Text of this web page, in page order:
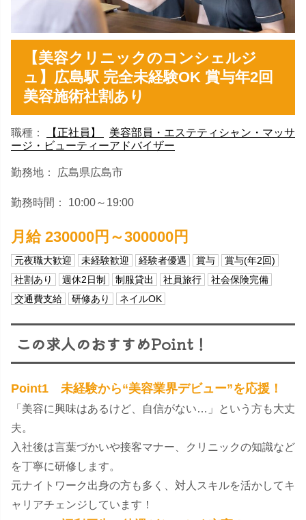
【美容クリニックのコンシェルジ
ュ】広島駅 完全未経験OK 賞与年2回
美容施術社割あり
職種： 【正社員】
美容部員・エステティシャン・マッサ
ージ・ビューティーアドバイザー
勤務地： 広島県広島市
勤務時間： 10:00～19:00
月給 230000円～300000円
元夜職大歓迎 未経験歓迎 経験者優遇 賞与
賞与(年2回)
社割あり
週休2日制 制服貸出 社員旅行
社会保険完備
交通費支給
研修あり ネイルOK
この求人のおすすめPoint！
Point1 未経験から“美容業界デビュー”を応援！
「美容に興味はあるけど、自信がない…」という方も大丈
夫。
入社後は言葉づかいや接客マナー、クリニックの知識など
を丁寧に研修します。
元ナイトワーク出身の方も多く、対人スキルを活かしてキ
ャリアチェンジしています！